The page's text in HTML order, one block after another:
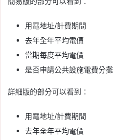
用電地址/計費期間
去年全年平均電價
當期每度平均電價
是否申請公共設施電費分攤
詳細版的部分可以看到：
用電地址/計費期間
去年全年平均電價